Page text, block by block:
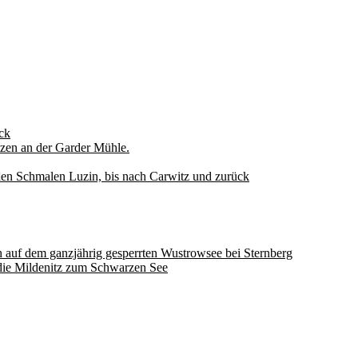
an der Garder Mühle.
Schmalen Luzin, bis nach Carwitz und zurück
dem ganzjährig gesperrten Wustrowsee bei Sternberg
Mildenitz zum Schwarzen See